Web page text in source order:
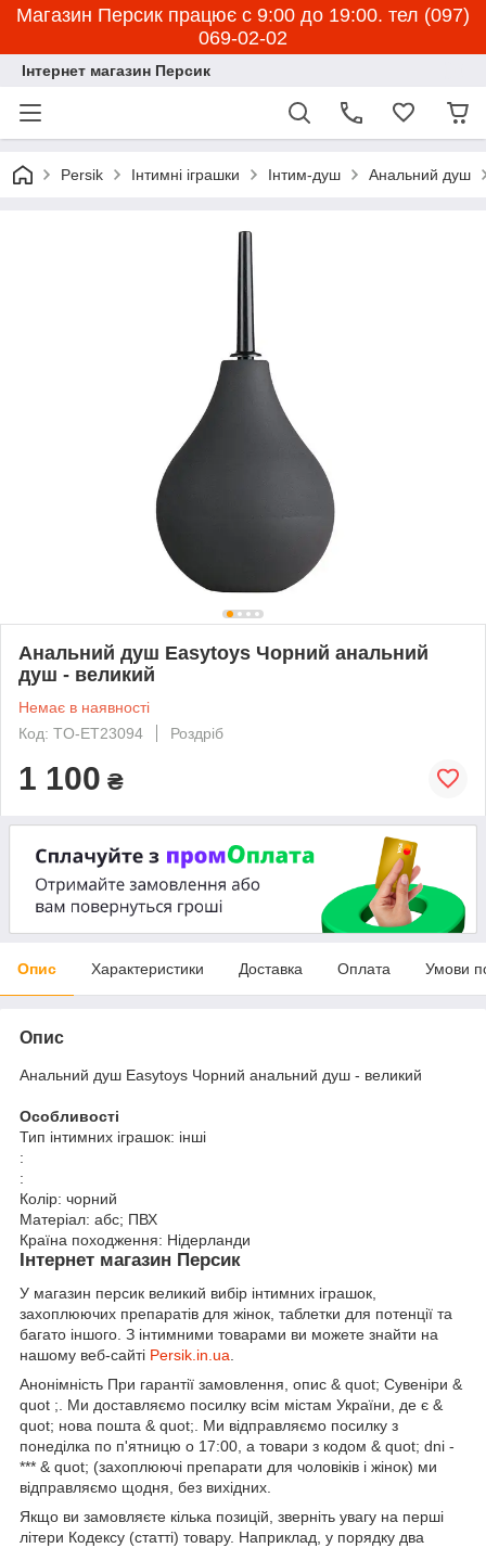
Магазин Персик працює с 9:00 до 19:00. тел (097)
069-02-02
Інтернет магазин Персик
Persik Інтимні іграшки Інтим-душ Анальний душ
Анальний душ Easytoys Чорний анальний
душ - великий
Немає в наявності
Код: TO-ET23094
Роздріб
1 100 ₴
Опис Характеристики Доставка Оплата Умови
Опис
Анальний душ Easytoys Чорний анальний душ - великий
Особливості
Тип інтимних іграшок: інші
:
:
Колір: чорний
Матеріал: абс; ПВХ
Країна походження: Нідерланди
Інтернет магазин Персик
У магазин персик великий вибір інтимних іграшок,
захоплюючих препаратів для жінок, таблетки для потенції та
багато іншого. З інтимними товарами ви можете знайти на
нашому веб-сайті Persik.in.ua
Анонімність При гарантії замовлення, опис & quot; Сувеніри &
quot ;. Ми доставляємо посилку всім містам України, де є &
quot; нова пошта & quot;. Ми відправляємо посилку з
понеділка по п'ятницю о 17:00, а товари з кодом & quot; dni -
*** & quot; (захоплюючі препарати для чоловіків і жінок) ми
відправляємо щодня, без вихідних.
Якщо ви замовляєте кілька позицій, зверніть увагу на перші
літери Кодексу (статті) товару. Наприклад, у порядку два